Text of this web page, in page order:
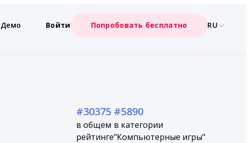
Демо Войти Попробовать бесплатно RU
#30375
в общем
рейтинге
#5890
в категории
"Компьютерные игры"